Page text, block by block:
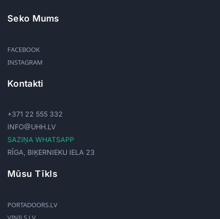
Seko Mums
FACEBOOK
INSTAGRAM
Kontakti
+371 22 555 332
INFO@UHH.LV
SAZIŅA WHATSAPP
RĪGA, BIĶERNIEKU IELA 23
Mūsu Tīkls
PORTADOORS.LV